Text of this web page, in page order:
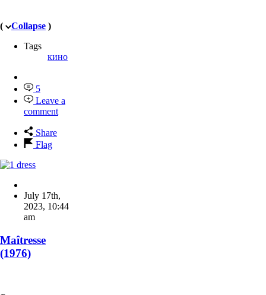
( Collapse )
Tags
кино
5
Leave a
comment
Share
Flag
July 17th,
2023, 10:44
am
Maîtresse
(1976)